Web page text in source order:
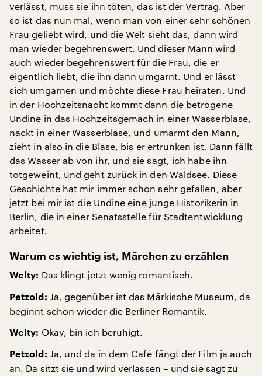
verlässt, muss sie ihn töten, das ist der Vertrag. Aber
so ist das nun mal, wenn man von einer sehr schönen
Frau geliebt wird, und die Welt sieht das, dann wird
man wieder begehrenswert. Und dieser Mann wird
auch wieder begehrenswert für die Frau, die er
eigentlich liebt, die ihn dann umgarnt. Und er lässt
sich umgarnen und möchte diese Frau heiraten. Und
in der Hochzeitsnacht kommt dann die betrogene
Undine in das Hochzeitsgemach in einer Wasserblase,
nackt in einer Wasserblase, und umarmt den Mann,
zieht in also in die Blase, bis er ertrunken ist. Dann fällt
das Wasser ab von ihr, und sie sagt, ich habe ihn
totgeweint, und geht zurück in den Waldsee. Diese
Geschichte hat mir immer schon sehr gefallen, aber
jetzt bei mir ist die Undine eine junge Historikerin in
Berlin, die in einer Senatsstelle für Stadtentwicklung
arbeitet.
Warum es wichtig ist, Märchen zu erzählen
Welty: Das klingt jetzt wenig romantisch.
Petzold: Ja, gegenüber ist das Märkische Museum, da
beginnt schon wieder die Berliner Romantik.
Welty: Okay, bin ich beruhigt.
Petzold: Ja, und da in dem Café fängt der Film ja auch
an. Da sitzt sie und wird verlassen – und sie sagt zu